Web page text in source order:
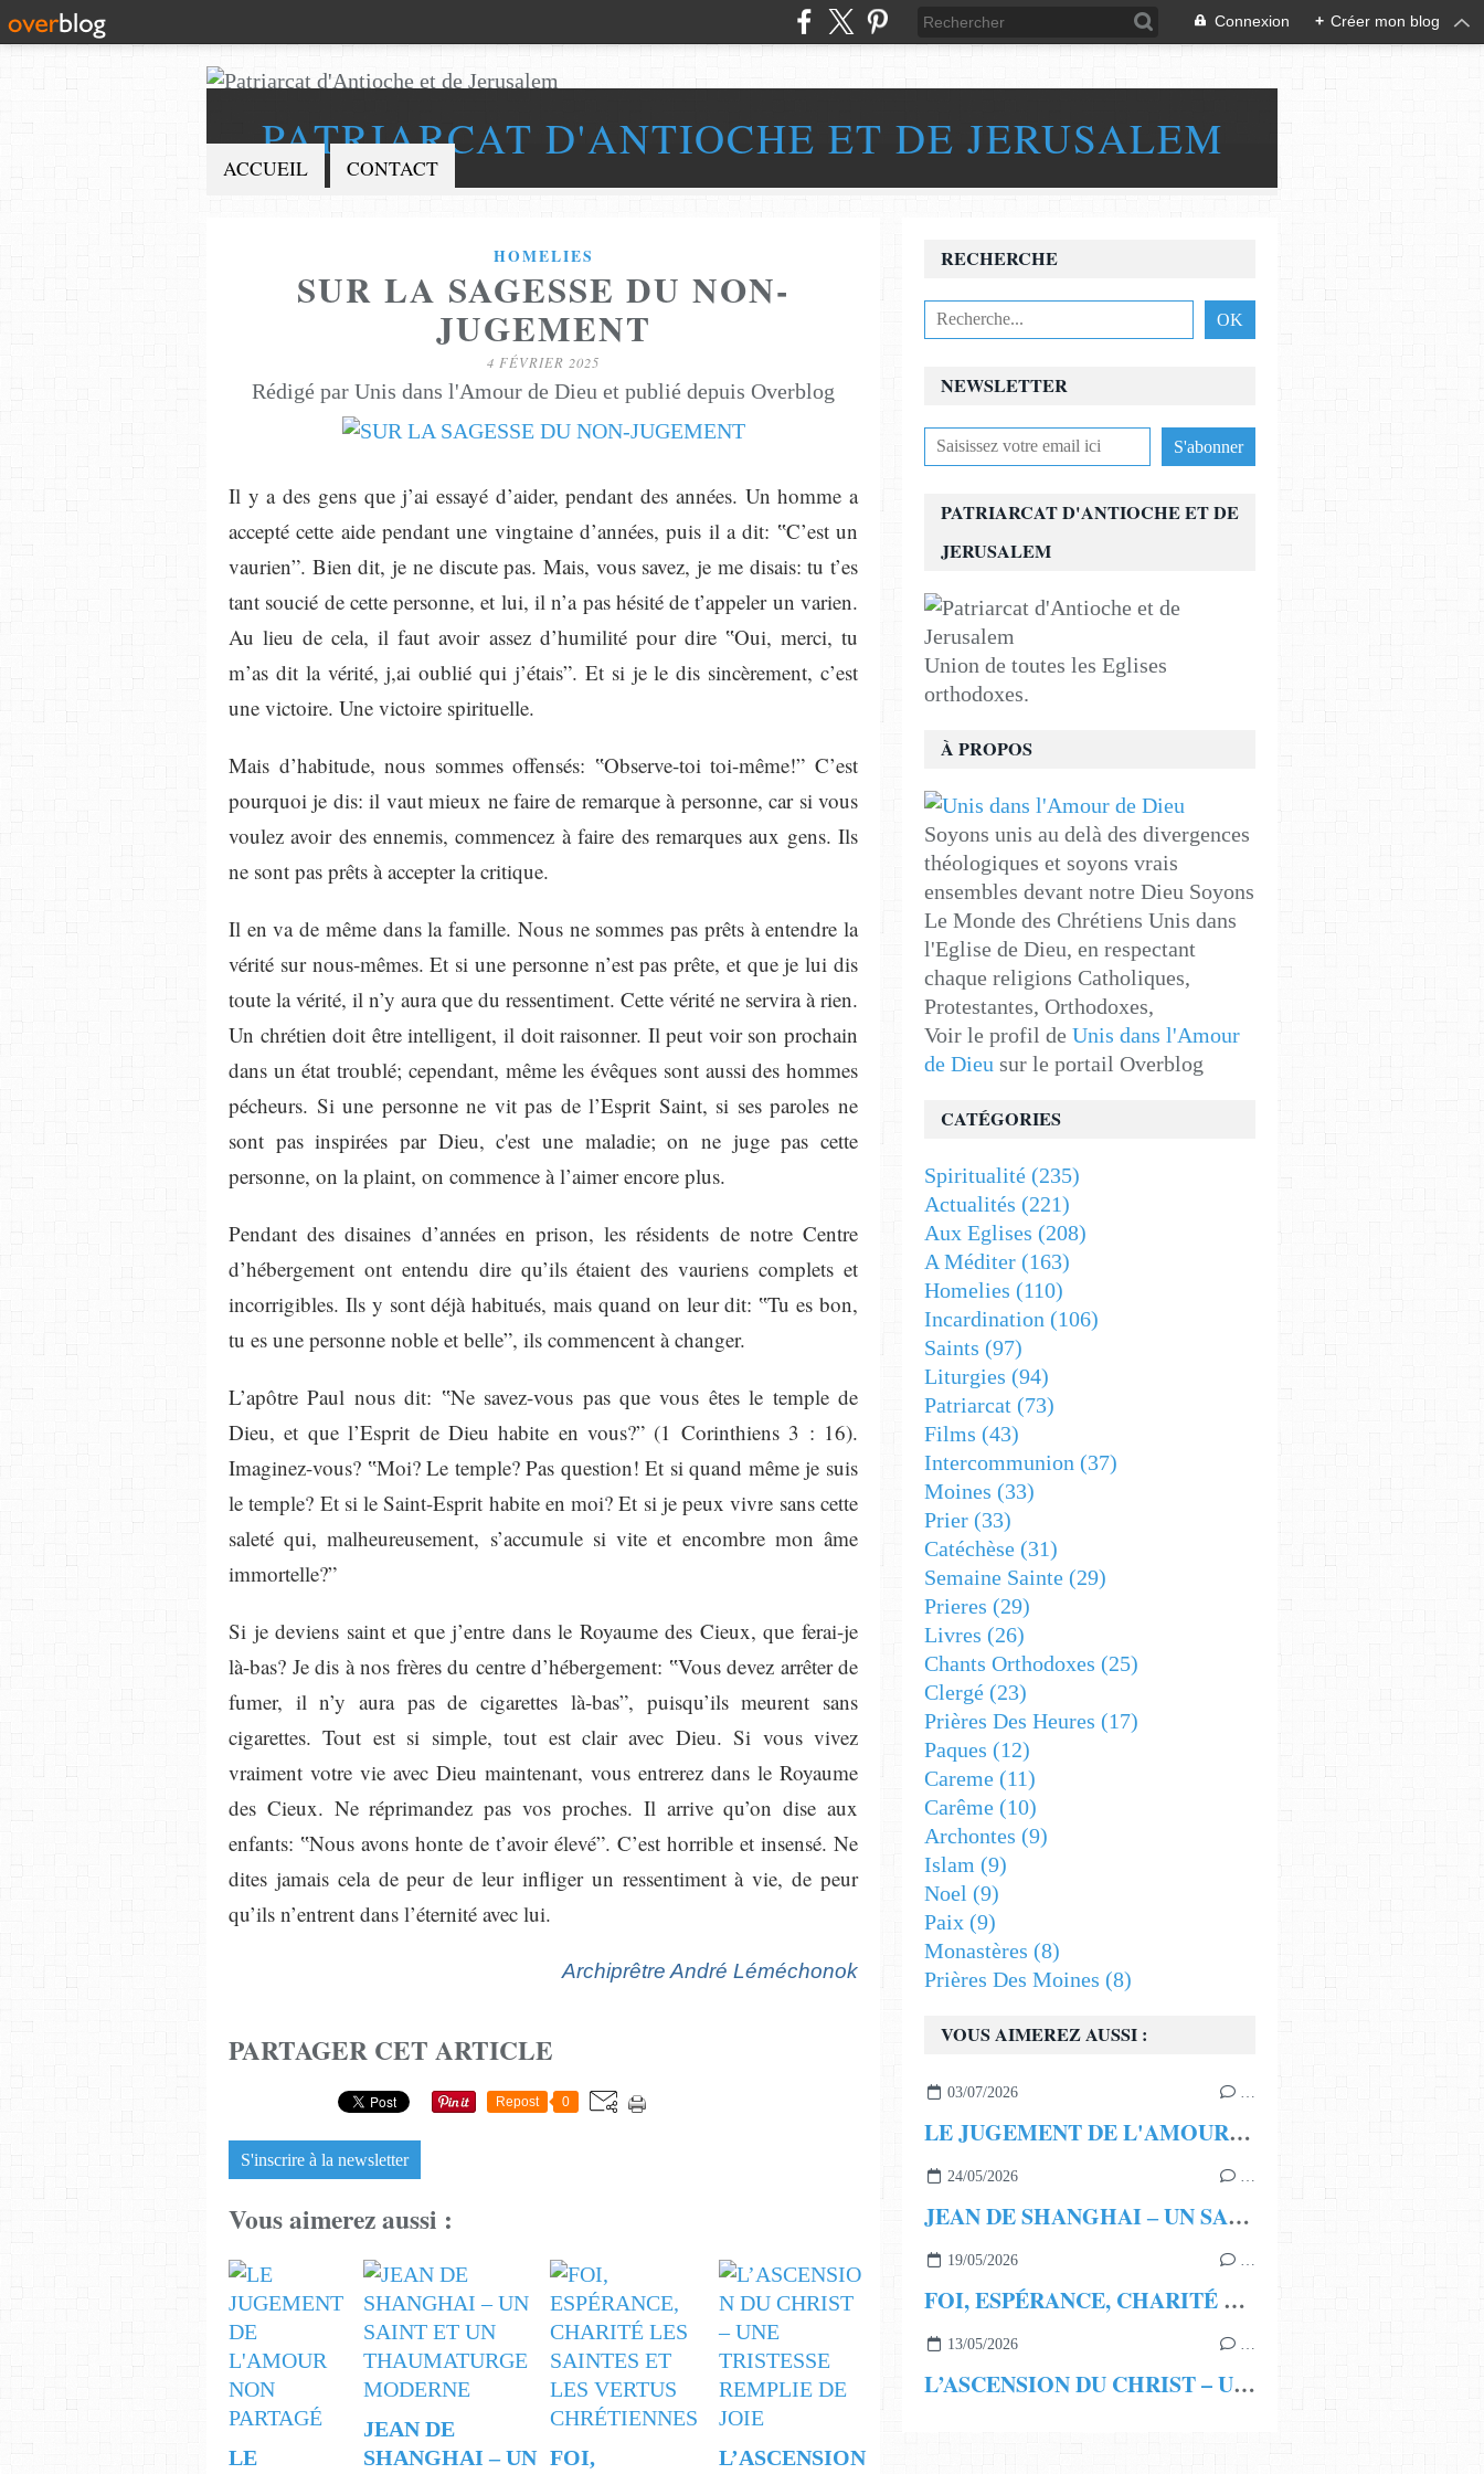
Connexion + Créer mon blog
PATRIARCAT D'ANTIOCHE ET DE JERUSALEM
ACCUEIL CONTACT
HOMELIES
SUR LA SAGESSE DU NON-
JUGEMENT
4 FÉVRIER 2025
Rédigé par Unis dans l'Amour de Dieu et publié depuis Overblog
Il y a des gens que j’ai essayé d’aider, pendant des années. Un homme a
accepté cette aide pendant une vingtaine d’années, puis il a dit: ‟C’est un
vaurien”. Bien dit, je ne discute pas. Mais, vous savez, je me disais: tu t’es
tant soucié de cette personne, et lui, il n’a pas hésité de t’appeler un varien.
Au lieu de cela, il faut avoir assez d’humilité pour dire ‟Oui, merci, tu
m’as dit la vérité, j,ai oublié qui j’étais”. Et si je le dis sincèrement, c’est
une victoire. Une victoire spirituelle.
Mais d’habitude, nous sommes offensés: ‟Observe-toi toi-même!” C’est
pourquoi je dis: il vaut mieux ne faire de remarque à personne, car si vous
voulez avoir des ennemis, commencez à faire des remarques aux gens. Ils
ne sont pas prêts à accepter la critique.
Il en va de même dans la famille. Nous ne sommes pas prêts à entendre la
vérité sur nous-mêmes. Et si une personne n’est pas prête, et que je lui dis
toute la vérité, il n’y aura que du ressentiment. Cette vérité ne servira à rien.
Un chrétien doit être intelligent, il doit raisonner. Il peut voir son prochain
dans un état troublé; cependant, même les évêques sont aussi des hommes
pécheurs. Si une personne ne vit pas de l’Esprit Saint, si ses paroles ne
sont pas inspirées par Dieu, c'est une maladie; on ne juge pas cette
personne, on la plaint, on commence à l’aimer encore plus.
Pendant des disaines d’années en prison, les résidents de notre Centre
d’hébergement ont entendu dire qu’ils étaient des vauriens complets et
incorrigibles. Ils y sont déjà habitués, mais quand on leur dit: ‟Tu es bon,
tu es une personne noble et belle”, ils commencent à changer.
L’apôtre Paul nous dit: ‟Ne savez-vous pas que vous êtes le temple de
Dieu, et que l’Esprit de Dieu habite en vous?” (1 Corinthiens 3 : 16).
Imaginez-vous? ‟Moi? Le temple? Pas question! Et si quand même je suis
le temple? Et si le Saint-Esprit habite en moi? Et si je peux vivre sans cette
saleté qui, malheureusement, s’accumule si vite et encombre mon âme
immortelle?”
Si je deviens saint et que j’entre dans le Royaume des Cieux, que ferai-je
là-bas? Je dis à nos frères du centre d’hébergement: ‟Vous devez arrêter de
fumer, il n’y aura pas de cigarettes là-bas”, puisqu’ils meurent sans
cigarettes. Tout est si simple, tout est clair avec Dieu. Si vous vivez
vraiment votre vie avec Dieu maintenant, vous entrerez dans le Royaume
des Cieux. Ne réprimandez pas vos proches. Il arrive qu’on dise aux
enfants: ‟Nous avons honte de t’avoir élevé”. C’est horrible et insensé. Ne
dites jamais cela de peur de leur infliger un ressentiment à vie, de peur
qu’ils n’entrent dans l’éternité avec lui.
Archiprêtre André Léméchonok
PARTAGER CET ARTICLE
Repost 0
S'inscrire à la newsletter
Vous aimerez aussi :
LE
JEAN DE
SHANGHAI ‒ UN FOI,
L’ASCENSION
NEWSLETTER
RECHERCHE
PATRIARCAT D'ANTIOCHE ET DE
JERUSALEM
Union de toutes les Eglises
orthodoxes.
À PROPOS
Soyons unis au delà des divergences
théologiques et soyons vrais
ensembles devant notre Dieu Soyons
Le Monde des Chrétiens Unis dans
l'Eglise de Dieu, en respectant
chaque religions Catholiques,
Protestantes, Orthodoxes,
Voir le profil de Unis dans l'Amour
de Dieu sur le portail Overblog
VOUS AIMEREZ AUSSI :
03/07/2026 …
LE JUGEMENT DE L'AMOUR NON PARTAGÉ
24/05/2026 …
JEAN DE SHANGHAI ‒ UN SAINT ET UN THAUMATURGE MODERNE
19/05/2026 …
FOI, ESPÉRANCE, CHARITÉ LES SAINTES ET LES VERTUS CHRÉTIENNES
13/05/2026 …
L’ASCENSION DU CHRIST – UNE TRISTESSE REMPLIE DE JOIE
CATÉGORIES
Spiritualité (235)
Actualités (221)
Aux Eglises (208)
A Méditer (163)
Homelies (110)
Incardination (106)
Saints (97)
Liturgies (94)
Patriarcat (73)
Films (43)
Intercommunion (37)
Moines (33)
Prier (33)
Catéchèse (31)
Semaine Sainte (29)
Prieres (29)
Livres (26)
Chants Orthodoxes (25)
Clergé (23)
Prières Des Heures (17)
Paques (12)
Careme (11)
Carême (10)
Archontes (9)
Islam (9)
Noel (9)
Paix (9)
Monastères (8)
Prières Des Moines (8)